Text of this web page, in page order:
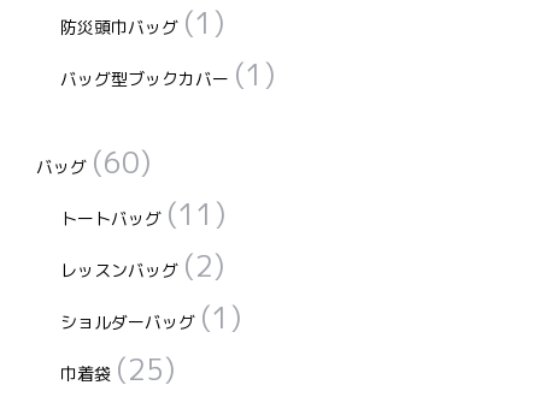
防災頭巾バッグ (1)
バッグ型ブックカバー (1)
バッグ (60)
トートバッグ (11)
レッスンバッグ (2)
ショルダーバッグ (1)
巾着袋 (25)